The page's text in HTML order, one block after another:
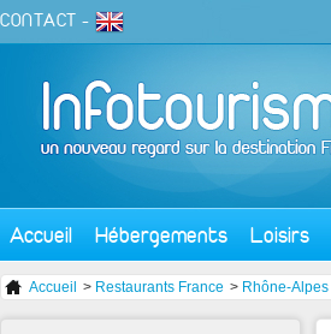
CONTACT -
Accueil Hébergements Loisirs
Accueil > Restaurants France > Rhône-Alpes